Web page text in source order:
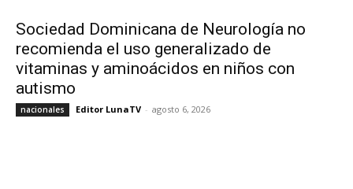
Sociedad Dominicana de Neurología no
recomienda el uso generalizado de
vitaminas y aminoácidos en niños con
autismo
nacionales Editor LunaTV - agosto 6, 2026